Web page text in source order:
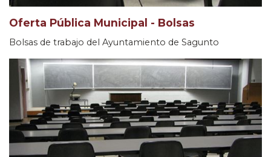
Oferta Pública Municipal - Bolsas
Bolsas de trabajo del Ayuntamiento de Sagunto